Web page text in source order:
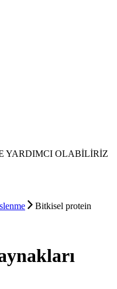
YARDIMCI OLABİLİRİZ
Bitkisel protein